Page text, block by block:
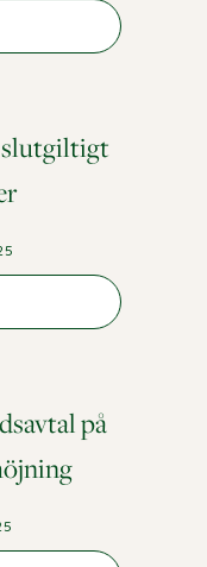
slutgiltigt
på